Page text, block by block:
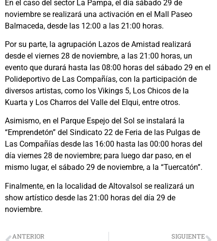
En el caso del sector La Pampa, el día sábado 29 de
noviembre se realizará una activación en el Mall Paseo
Balmaceda, desde las 12:00 a las 21:00 horas.
Por su parte, la agrupación Lazos de Amistad realizará
desde el viernes 28 de noviembre, a las 21:00 horas, un
evento que durará hasta las 08:00 horas del sábado 29 en el
Polideportivo de Las Compañías, con la participación de
diversos artistas, como los Vikings 5, Los Chicos de la
Kuarta y Los Charros del Valle del Elqui, entre otros.
Asimismo, en el Parque Espejo del Sol se instalará la
“Emprendetón” del Sindicato 22 de Feria de las Pulgas de
Las Compañías desde las 16:00 hasta las 00:00 horas del
día viernes 28 de noviembre; para luego dar paso, en el
mismo lugar, el sábado 29 de noviembre, a la “Tuercatón”.
Finalmente, en la localidad de Altovalsol se realizará un
show artístico desde las 21:00 horas del día 29 de
noviembre.
ANTERIOR SIGUIENTE